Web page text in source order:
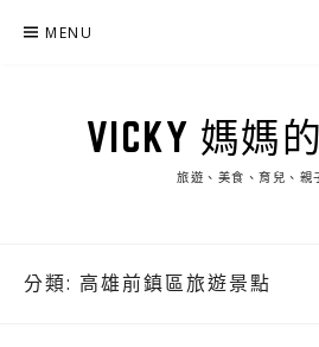
MENU
VICKY 媽媽
旅遊、美食、育兒、親
分類: 高雄前鎮區旅遊景點